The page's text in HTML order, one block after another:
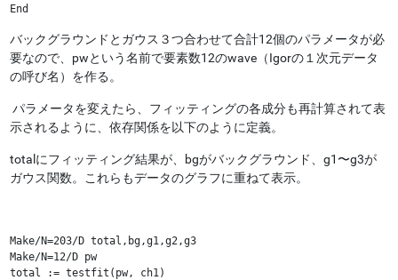
End
バックグラウンドとガウス３つ合わせて合計12個のパラメータが必
要なので、pwという名前で要素数12のwave（Igorの１次元データ
の呼び名）を作る。
パラメータを変えたら、フィッティングの各成分も再計算されて表
示されるように、依存関係を以下のように定義。
totalにフィッティング結果が、bgがバックグラウンド、g1〜g3が
ガウス関数。これらもデータのグラフに重ねて表示。
Make/N=203/D total,bg,g1,g2,g3
Make/N=12/D pw
total := testfit(pw, ch1)